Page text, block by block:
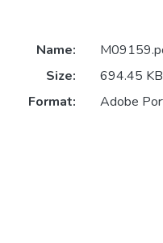
Name:
Size:
694.45 KB
Format:
Adobe